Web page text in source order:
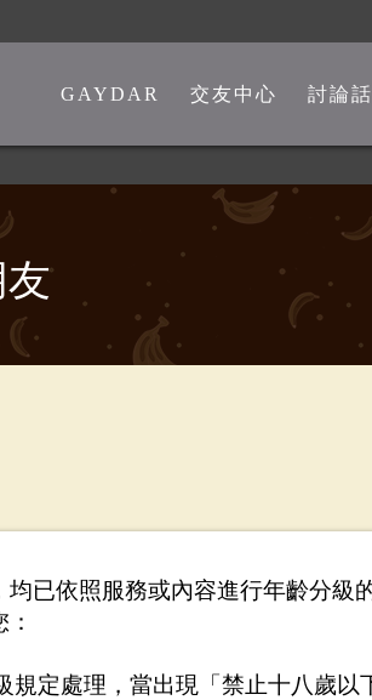
GAYDAR 交友中心
另類交友中心
中老年交友中心
討論
嘴砲是
心情分
時事觀點
彩虹政
均已依照服務或內容進行年齡分級
規定處理，當出現「禁止十八歲以